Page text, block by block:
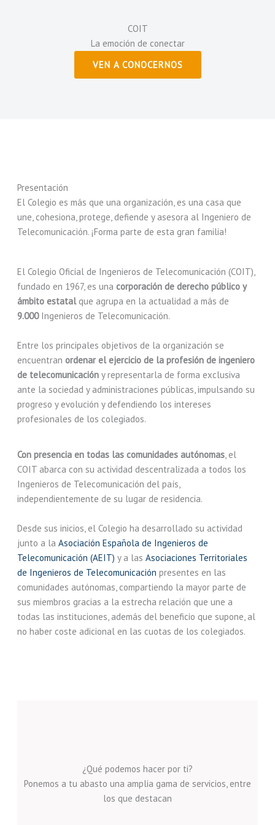
COIT
La emoción de conectar
VEN A CONOCERNOS
Presentación
El Colegio es más que una organización, es una casa que
une, cohesiona, protege, defiende y asesora al Ingeniero de
Telecomunicación. ¡Forma parte de esta gran familia!
El Colegio Oficial de Ingenieros de Telecomunicación (COIT),
fundado en 1967, es una corporación de derecho público y
ámbito estatalque agrupa en la actualidad a más de
9.000 Ingenieros de Telecomunicación.
Entre los principales objetivos de la organización se
encuentran ordenar el ejercicio de la profesión de ingeniero
de telecomunicación y representarla de forma exclusiva
ante la sociedad y administraciones públicas, impulsando su
progreso y evolución y defendiendo los intereses
profesionales de los colegiados.
Con presencia en todas las comunidades autónomas , el
COIT abarca con su actividad descentralizada a todos los
Ingenieros de Telecomunicación del país,
independientemente de su lugar de residencia.
Desde sus inicios, el Colegio ha desarrollado su actividad
junto a laAsociación Española de Ingenieros de
Telecomunicación (AEIT) y a lasAsociaciones Territoriales
de Ingenieros de Telecomunicaciónpresentes en las
comunidades autónomas, compartiendo la mayor parte de
sus miembros gracias a la estrecha relación que une a
todas las instituciones, además del beneficio que supone, al
no haber coste adicional en las cuotas de los colegiados.
¿Qué podemos hacer por ti?
Ponemos a tu abasto una amplia gama de servicios, entre
los que destacan